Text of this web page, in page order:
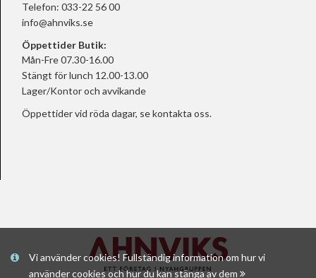
Vi använder cookies! Fullständig information om hur vi
använder cookies och hur du kan stänga av dem
Telefon: 033-22 56 00
info@ahnviks.se
Öppettider Butik:
Mån-Fre 07.30-16.00
Stängt för lunch 12.00-13.00
Lager/Kontor och avvikande
Öppettider vid röda dagar, sekontakta oss.